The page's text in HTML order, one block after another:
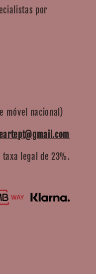
por
móvel nacional)
taxa legal de 23%.